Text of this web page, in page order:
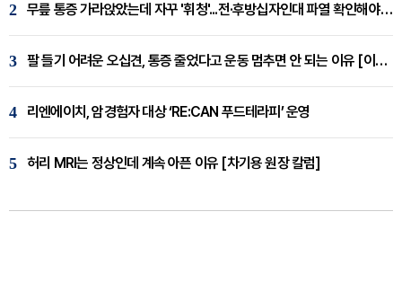
2 무릎 통증 가라앉았는데 자꾸 '휘청'...전·후방십자인대 파열 확인해야 [곽우경 원장 칼럼]
3 팔 들기 어려운 오십견, 통증 줄었다고 운동 멈추면 안 되는 이유 [이병욱 원장 칼럼]
4 리엔에이치, 암경험자 대상 ‘RE:CAN 푸드테라피’ 운영
5 허리 MRI는 정상인데 계속 아픈 이유 [차기용 원장 칼럼]